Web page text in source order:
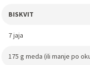
BISKVIT
7 jaja
175 g meda (ili manje po